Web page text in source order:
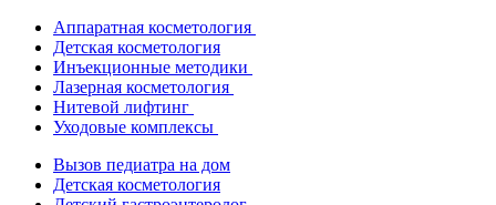
Аппаратная косметология
Детская косметология
Инъекционные методики
Лазерная косметология
Нитевой лифтинг
Уходовые комплексы
Вызов педиатра на дом
Детская косметология